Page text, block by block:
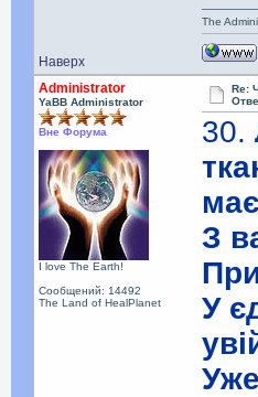
Наверх
The
Administrator
YaBB Administrator
Вне Форума
I love The Earth!
Сообщений: 14492
The Land of HealPlanet
Re:
30.
З
У